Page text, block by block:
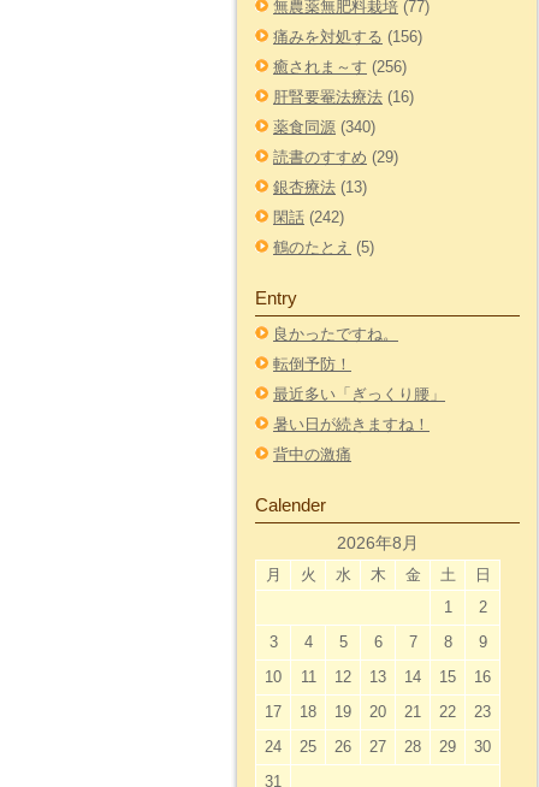
無農薬無肥料栽培 (77)
痛みを対処する (156)
癒されま～す (256)
肝腎要罨法療法 (16)
薬食同源 (340)
読書のすすめ (29)
銀杏療法 (13)
閑話 (242)
鶴のたとえ (5)
Entry
良かったですね。
転倒予防！
最近多い「ぎっくり腰」
暑い日が続きますね！
背中の激痛
Calender
2026年8月
月 火 水 木 金 土 日
1
2
3
4 5 6 7 8
9
10
11 12 13 14 15
16
17
18 19 20 21 22
23
24
25 26 27 28 29
30
31